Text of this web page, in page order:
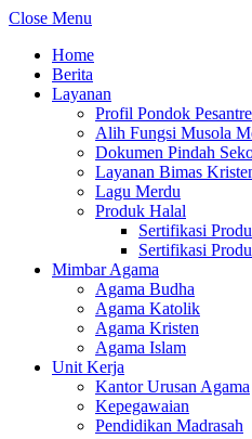
Close Menu
Home
Berita
Layanan
Profil Pondok
Alih Fungsi Musola
Dokumen Pindah
Layanan Bimas
Lagu Merdu
Produk Halal
Sertifikasi
Sertifikasi
Mimbar Agama
Agama Budha
Agama Katolik
Agama Kristen
Agama Islam
Unit Kerja
Kantor Urusan Agama
Kepegawaian
Pendidikan Madrasah